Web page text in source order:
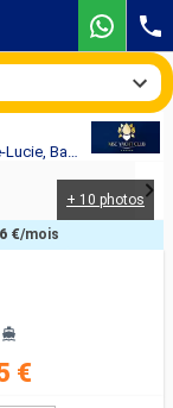
Croisière MSC World Europa : Guadeloupe, Sainte-Lucie, Barbade, Grenade, Saint Vincent-et-les-Grenadines, Martinique au départ de Fort de France
+ 10 photos
€
€/mois